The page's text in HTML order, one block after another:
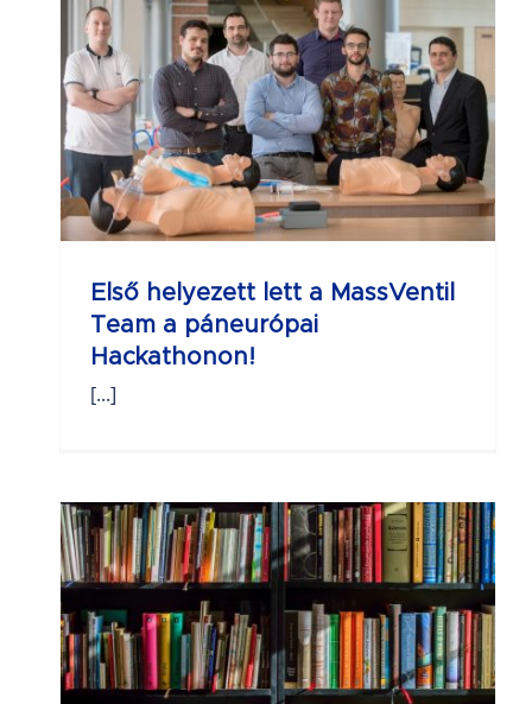
Első helyezett lett a MassVentil
Team a páneurópai
Hackathonon!
[...]